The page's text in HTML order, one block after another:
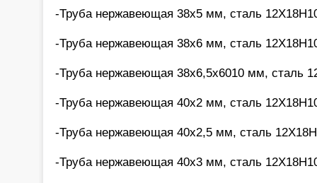
-Труба нержавеющая 38х5 мм, сталь
-Труба нержавеющая 38х6 мм, сталь
-Труба нержавеющая 38х6,5х6010 мм, сталь
-Труба нержавеющая 40х2 мм, сталь
-Труба нержавеющая 40х2,5 мм, сталь
-Труба нержавеющая 40х3 мм, сталь